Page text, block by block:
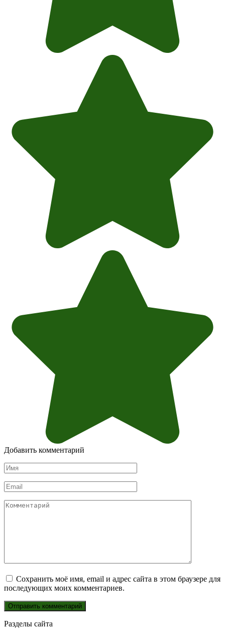
Добавить комментарий
Имя
*
Email
*
Комментарий
Сохранить моё имя, email и адрес сайта в этом браузере для
последующих моих комментариев.
Разделы сайта